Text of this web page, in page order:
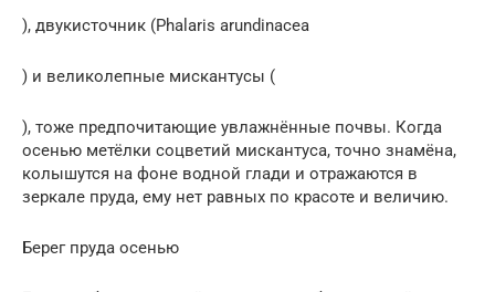
), двукисточник (Phalaris arundinacea
) и великолепные мискантусы (
), тоже предпочитающие увлажнённые почвы. Когда
осенью метёлки соцветий мискантуса, точно знамёна,
колышутся на фоне водной глади и отражаются в
зеркале пруда, ему нет равных по красоте и величию.
Берег пруда осенью